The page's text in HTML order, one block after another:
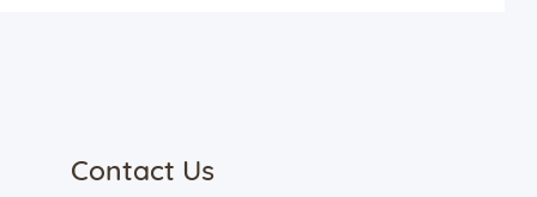
Contact Us